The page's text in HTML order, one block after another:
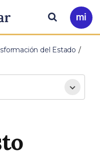
Ir
a
Buscar
del Estado